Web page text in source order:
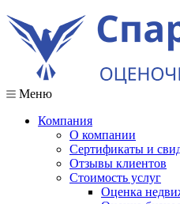
Меню
Компания
О компании
Сертификаты и
Отзывы клиентов
Стоимость услуг
Оценка